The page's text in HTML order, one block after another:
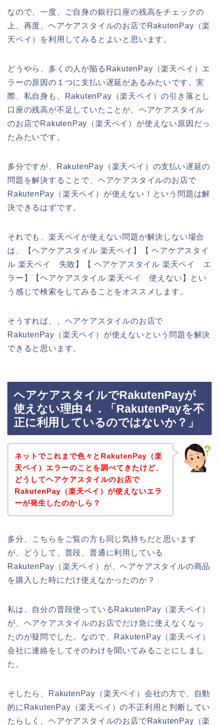
なので、一度、ご自身の銀行口座の残高をチェックの
上、再度、ヘアケアスタイルのお店でRakutenPay（楽
天ペイ）を利用してみるとよいと思います。
どうやら、多くの人が陥るRakutenPay（楽天ペイ）エ
ラーの原因の１つに支払い遅延があるみたいです。実
際、私自身も、RakutenPay（楽天ペイ）の引き落とし
口座の残高が不足していたことが、ヘアケアスタイル
のお店でRakutenPay（楽天ペイ）が使えない原因だっ
たみたいです。
多分ですが、RakutenPay（楽天ペイ）の支払い遅延の
問題を解決することで、ヘアケアスタイルのお店で
RakutenPay（楽天ペイ）が使えない！という問題は解
決できるはずです。
それでも、楽天ペイが使えない問題が解決しない場合
は、【ヘアケアスタイル 楽天ペイ】【 ヘアケアスタイ
ル 楽天ペイ 失敗】【 ヘアケアスタイル 楽天ペイ エ
ラー】【ヘアケアスタイル 楽天ペイ 使えない】とい
う感じで検索をしてみることをオススメします。
そうすれば、、ヘアケアスタイルのお店で
RakutenPay（楽天ペイ）が使えないという問題を解決
できると思います。
ヘアケアスタイルでRakutenPayが
使えない理由４．「RakutenPayを不
正に利用しているのではないか？」
ネットでこれまで色々とRakutenPay（楽
天ペイ）エラーのことを調べてきたけど、
どうしてヘアケアスタイルのお店で
RakutenPay（楽天ペイ）が使えないエラ
ーが発生したのかしら？
多分、こちらをご覧の方も同じ気持ちだと思います
が、どうして、普段、普通に利用している
RakutenPay（楽天ペイ）が、ヘアケアスタイルの商品
を購入した時にだけ使えなかったのか？
私は、自分の普段使っているRakutenPay（楽天ペイ）
が、ヘアケアスタイルのお店でだけ急に使えなくなっ
たのが疑問でした。なので、RakutenPay（楽天ペイ）
会社に連絡をしてそのわけを聞いてみることにしまし
た。
そしたら、RakutenPay（楽天ペイ）会社の方で、自動
的にRakutenPay（楽天ペイ）の不正利用と判断してい
たらしく、ヘアケアスタイルのお店でRakutenPay（楽